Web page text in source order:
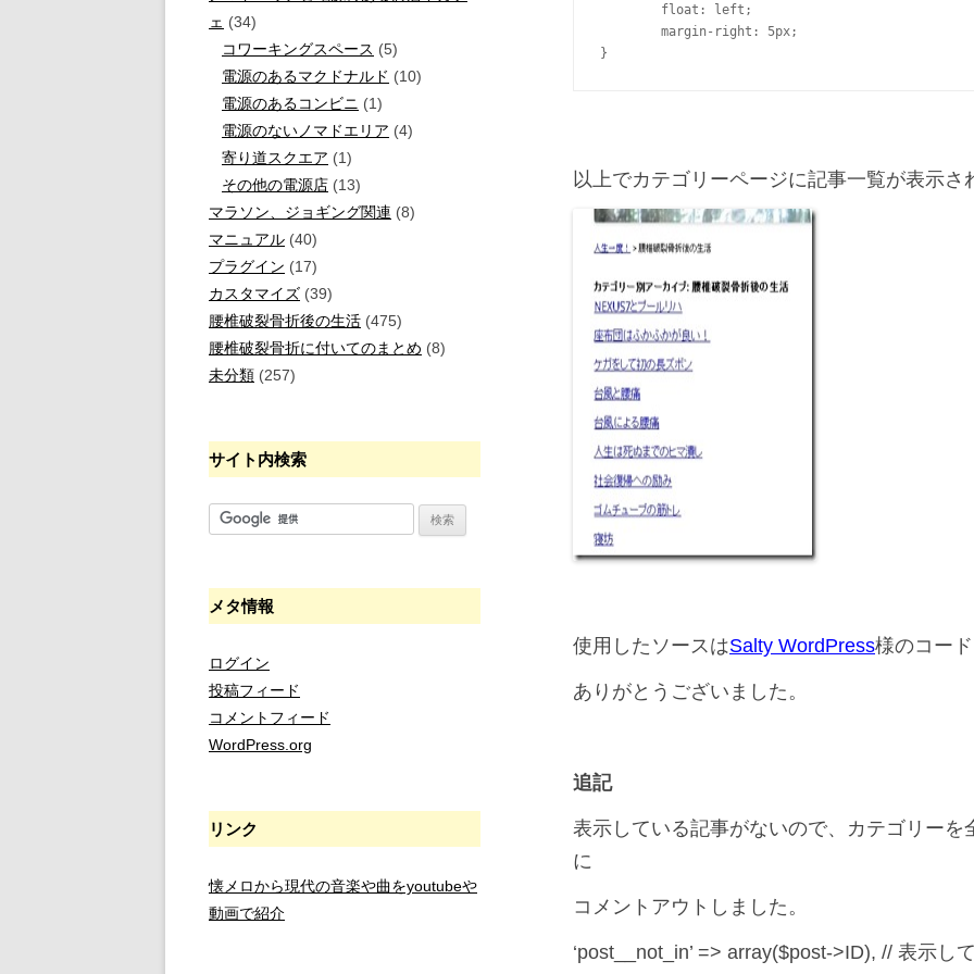
	margin-right: 5px;
}
以上でカテゴリーページに記事一覧が表示さ
使用したソースはSalty WordPress様のコー
ありがとうございました。
追記
表示している記事がないので、カテゴリーを
に
コメントアウトしました。
‘post__not_in’ => array($post->ID), // 表示し
ェ (34)
コワーキングスペース (5)
電源のあるマクドナルド (10)
電源のあるコンビニ (1)
電源のないノマドエリア (4)
寄り道スクエア (1)
その他の電源店 (13)
マラソン、ジョギング関連 (8)
マニュアル (40)
プラグイン (17)
カスタマイズ (39)
腰椎破裂骨折後の生活 (475)
腰椎破裂骨折に付いてのまとめ (8)
未分類 (257)
サイト内検索
メタ情報
ログイン
投稿フィード
コメントフィード
WordPress.org
リンク
懐メロから現代の音楽や曲をyoutubeや
動画で紹介